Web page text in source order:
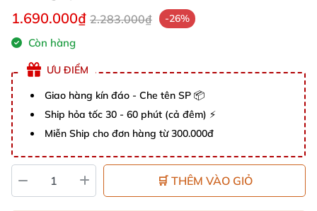
1.690.000₫ 2.283.000₫ -26%
Còn hàng
ƯU ĐIỂM
Giao hàng kín đáo - Che tên SP 📦
Ship hỏa tốc 30 - 60 phút (cả đêm) ⚡
Miễn Ship cho đơn hàng từ 300.000đ
🛒 THÊM VÀO GIỎ